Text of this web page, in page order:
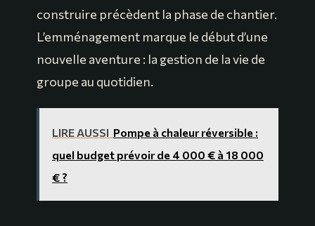
construire précèdent la phase de chantier.
L’emménagement marque le début d’une
nouvelle aventure : la gestion de la vie de
groupe au quotidien.
LIRE AUSSI Pompe à chaleur réversible :
quel budget prévoir de 4 000 € à 18 000
€ ?